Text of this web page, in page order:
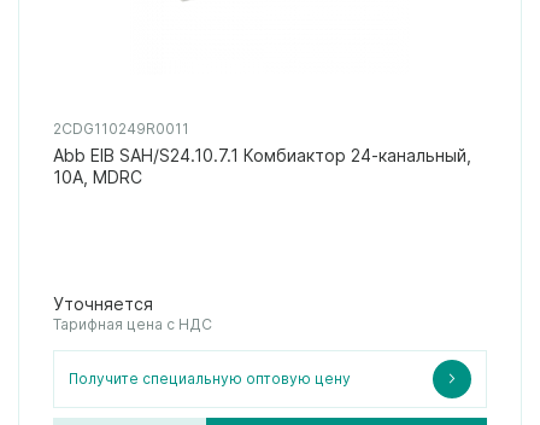
2CDG110249R0011
Abb EIB SAH/S24.10.7.1 Комбиактор 24-канальный,
10А, MDRC
Уточняется
Тарифная цена с НДС
Получите специальную оптовую цену